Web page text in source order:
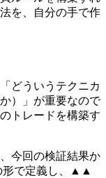
を、自分の手で作
どういうテクニカ
）」が重要なので
トレードを構築す
今回の検証結果か
形で定義し、▲▲